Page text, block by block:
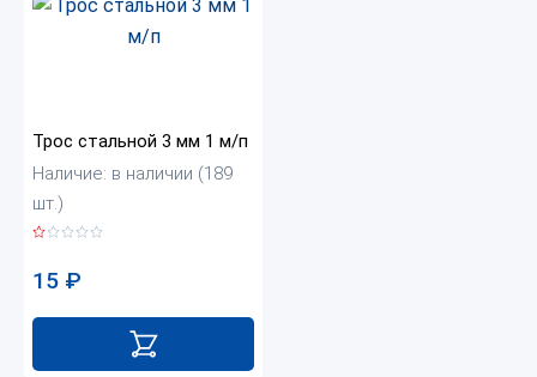
Трос стальной 3 мм 1 м/п
Наличие: в наличии (189
шт.)
15 ₽